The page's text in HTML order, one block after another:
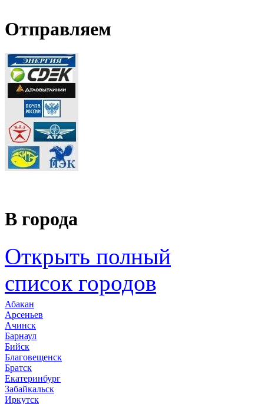
Отправляем
В города
Открыть полный
список городов
Абакан
Арсеньев
Ачинск
Барнаул
Бийск
Благовещенск
Братск
Екатеринбург
Забайкальск
Иркутск